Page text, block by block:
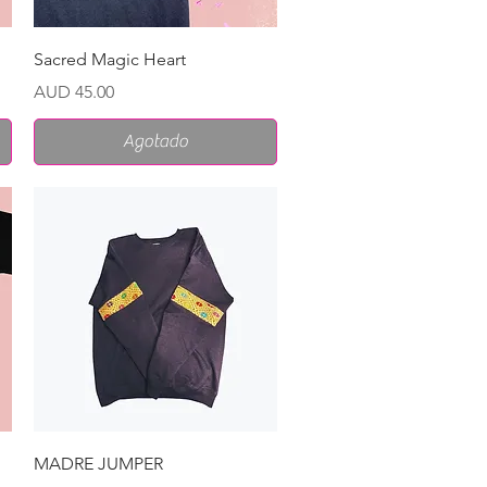
Vista rápida
Sacred Magic Heart
Precio
AUD 45.00
Agotado
Vista rápida
MADRE JUMPER